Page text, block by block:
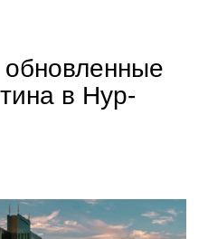
в Нур-